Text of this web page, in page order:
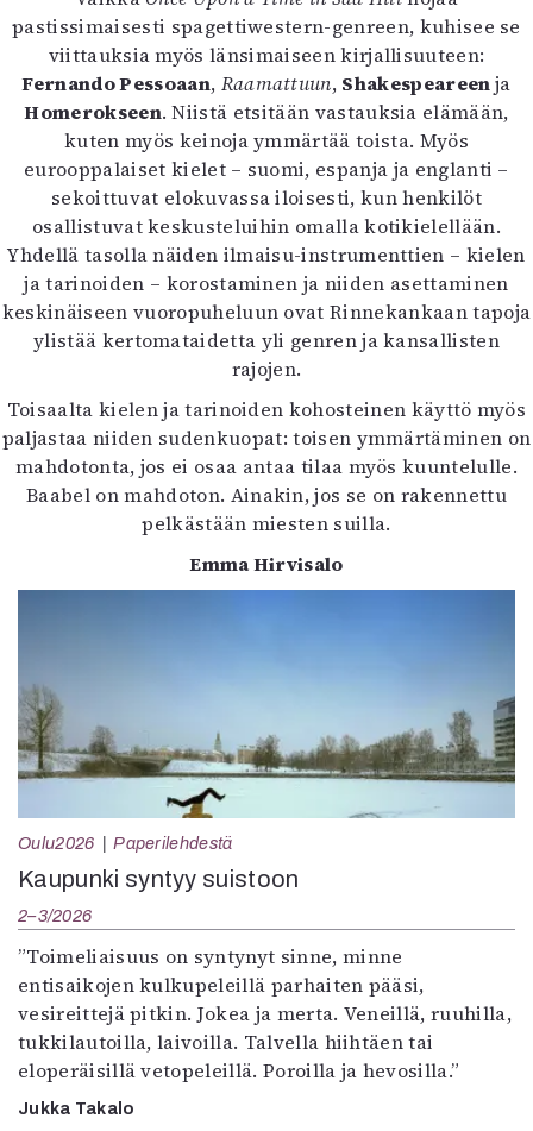
pastissimaisesti spagettiwestern-genreen, kuhisee se
viittauksia myös länsimaiseen kirjallisuuteen:
Fernando Pessoaan, Raamattuun, Shakespeareenja
Homerokseen. Niistä etsitään vastauksia elämään,
kuten myös keinoja ymmärtää toista. Myös
eurooppalaiset kielet – suomi, espanja ja englanti –
sekoittuvat elokuvassa iloisesti, kun henkilöt
osallistuvat keskusteluihin omalla kotikielellään.
Yhdellä tasolla näiden ilmaisu-instrumenttien – kielen
ja tarinoiden – korostaminen ja niiden asettaminen
keskinäiseen vuoropuheluun ovat Rinnekankaan tapoja
ylistää kertomataidetta yli genren ja kansallisten
rajojen.
Toisaalta kielen ja tarinoiden kohosteinen käyttö myös
paljastaa niiden sudenkuopat: toisen ymmärtäminen on
mahdotonta, jos ei osaa antaa tilaa myös kuuntelulle.
Baabel on mahdoton. Ainakin, jos se on rakennettu
pelkästään miesten suilla.
Emma Hirvisalo
Oulu2026 Paperilehdestä
Kaupunki syntyy suistoon
2–3/2026
”Toimeliaisuus on syntynyt sinne, minne
entisaikojen kulkupeleillä parhaiten pääsi,
vesireittejä pitkin. Jokea ja merta. Veneillä, ruuhilla,
tukkilautoilla, laivoilla. Talvella hiihtäen tai
eloperäisillä vetopeleillä. Poroilla ja hevosilla.”
Jukka Takalo